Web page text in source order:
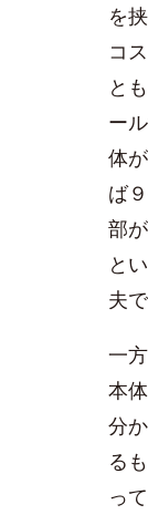
を
コ
と
ー
体
ば
部
と
夫
一
本
分
る
っ